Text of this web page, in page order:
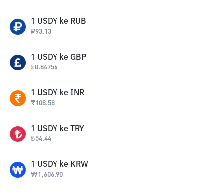
1 USDY ke RUB
₽93.13
1 USDY ke GBP
£0.84756
1 USDY ke INR
₹108.58
1 USDY ke TRY
₺54.44
1 USDY ke KRW
₩1,606.90